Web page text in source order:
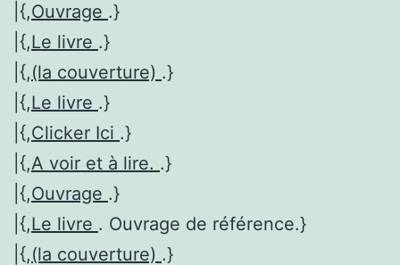
|{,Ouvrage .}
|{,Le livre .}
|{,(la couverture) .}
|{,Le livre .}
|{,Clicker Ici .}
|{,A voir et à lire. .}
|{,Ouvrage .}
|{,Le livre . Ouvrage de référence.}
|{,(la couverture) .}